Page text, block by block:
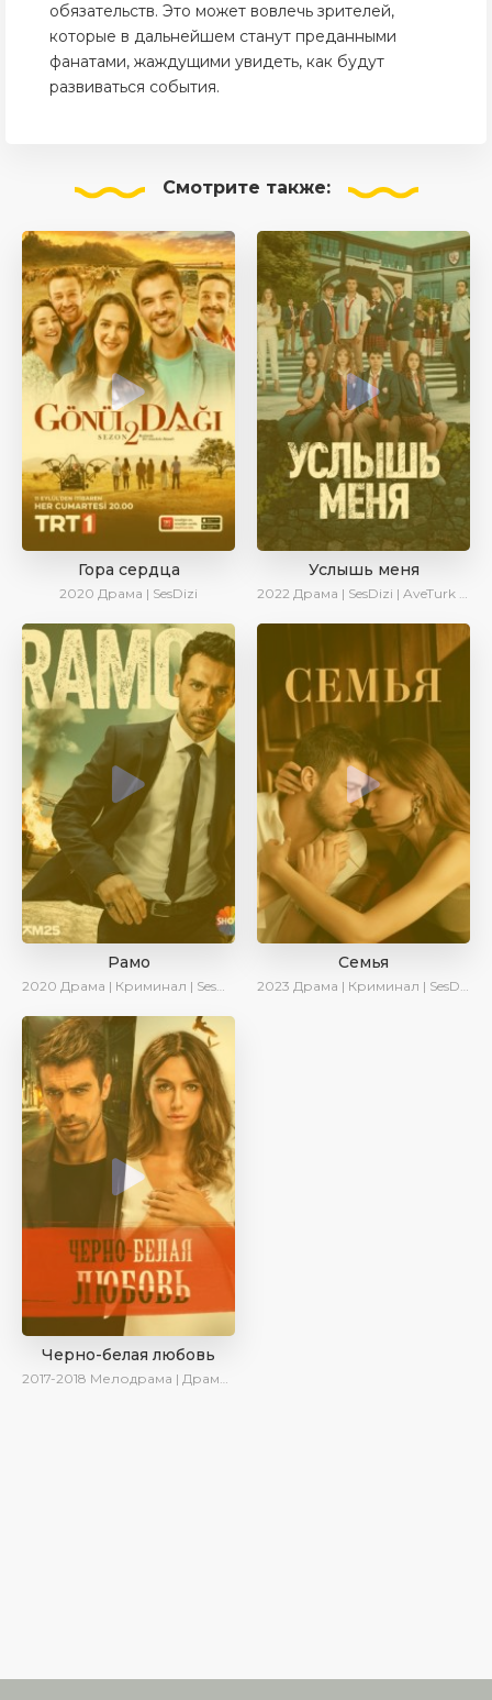
обязательств. Это может вовлечь зрителей,
которые в дальнейшем станут преданными
фанатами, жаждущими увидеть, как будут
развиваться события.
Смотрите также:
Гора сердца
2020 Драма | SesDizi
Услышь меня
2022 Драма | SesDizi | AveTurk | Turok1990
Рамо
2020 Драма | Криминал | SesDizi | Ирина Котова
Семья
2023 Драма | Криминал | SesDizi | Ирина Котова | AveTurk | Сериалы 2023
Черно-белая любовь
2017-2018 Мелодрама | Драма | Боевик | SesDizi